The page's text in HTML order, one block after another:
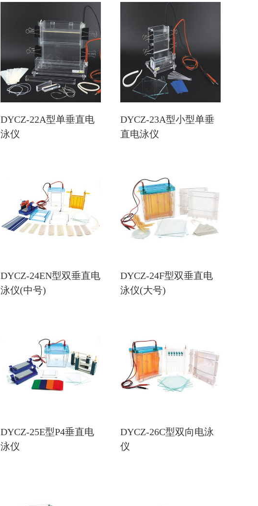
DYCZ-22A型单垂直电
泳仪
DYCZ-23A型小型单垂
直电泳仪
DYCZ-24EN型双垂直电
泳仪(中号)
DYCZ-24F型双垂直电
泳仪(大号)
DYCZ-25E型P4垂直电
泳仪
DYCZ-26C型双向电泳
仪